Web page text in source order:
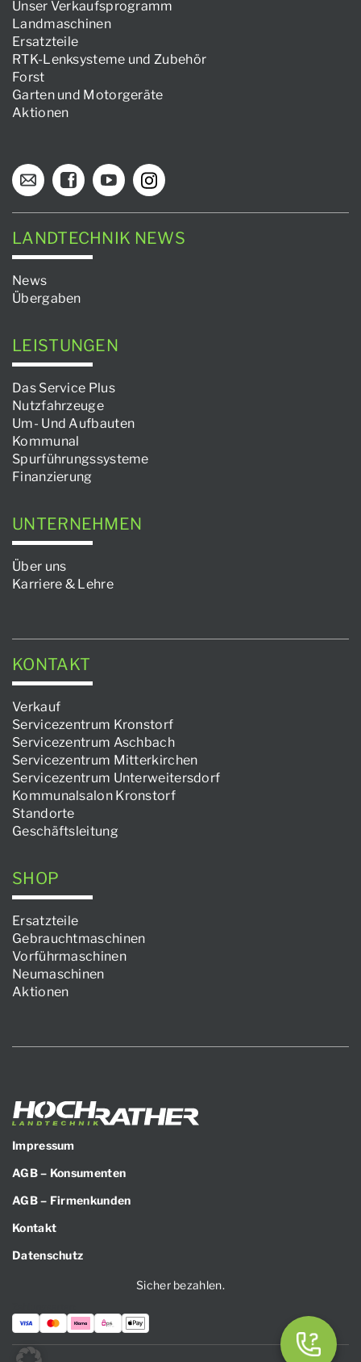
Unser Verkaufsprogramm
Landmaschinen
Ersatzteile
RTK-Lenksysteme und Zubehör
Forst
Garten und Motorgeräte
Aktionen
LANDTECHNIK NEWS
News
Übergaben
LEISTUNGEN
Das Service Plus
Nutzfahrzeuge
Um- Und Aufbauten
Kommunal
Spurführungssysteme
Finanzierung
UNTERNEHMEN
Über uns
Karriere & Lehre
KONTAKT
Verkauf
Servicezentrum Kronstorf
Servicezentrum Aschbach
Servicezentrum Mitterkirchen
Servicezentrum Unterweitersdorf
Kommunalsalon Kronstorf
Standorte
Geschäftsleitung
SHOP
Ersatzteile
Gebrauchtmaschinen
Vorführmaschinen
Neumaschinen
Aktionen
Impressum
AGB – Konsumenten
AGB – Firmenkunden
Kontakt
Datenschutz
Sicher bezahlen.